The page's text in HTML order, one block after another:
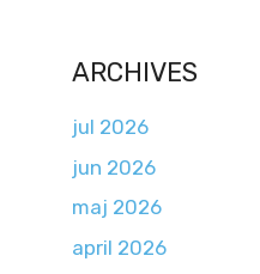
ARCHIVES
jul 2026
jun 2026
maj 2026
april 2026